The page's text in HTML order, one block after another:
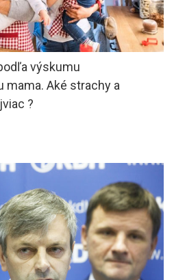
výskumu
mama. Aké strachy a
?